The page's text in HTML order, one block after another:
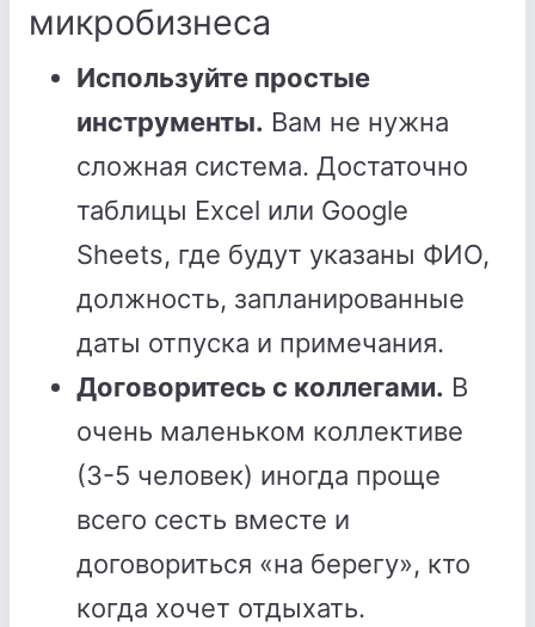
микробизнеса
Используйте простые
инструменты. Вам не нужна
сложная система. Достаточно
таблицы Excel или Google
Sheets, где будут указаны ФИО,
должность, запланированные
даты отпуска и примечания.
Договоритесь с коллегами. В
очень маленьком коллективе
(3-5 человек) иногда проще
всего сесть вместе и
договориться «на берегу», кто
когда хочет отдыхать.